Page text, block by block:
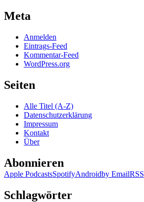
Meta
Anmelden
Eintrags-Feed
Kommentar-Feed
WordPress.org
Seiten
Alle Titel (A-Z)
Datenschutzerklärung
Impressum
Kontakt
Über
Abonnieren
Apple PodcastsSpotifyAndroidby EmailRSS
Schlagwörter